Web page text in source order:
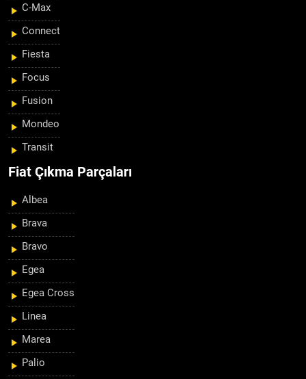
C-Max
Connect
Fiesta
Focus
Fusion
Mondeo
Transit
Fiat Çıkma Parçaları
Albea
Brava
Bravo
Egea
Egea Cross
Linea
Marea
Palio